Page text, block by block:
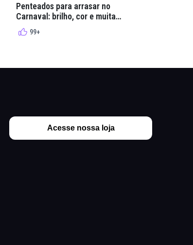
Penteados para arrasar no
Carnaval: brilho, cor e muita
criatividade
99+
Acesse nossa loja